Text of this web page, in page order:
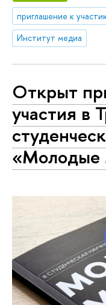
приглашение к
Институт медиа
Открыт
участия в
«Молодые